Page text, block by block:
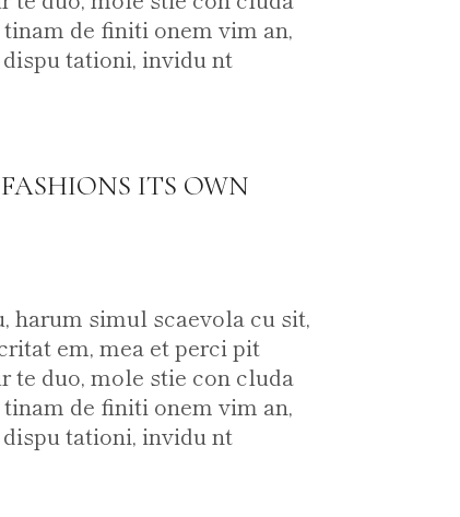
de finiti onem vim an,
tationi, invidu nt
ITS OWN
harum simul scaevola cu sit,
em, mea et perci pit
te duo, mole stie con cluda
de finiti onem vim an,
tationi, invidu nt